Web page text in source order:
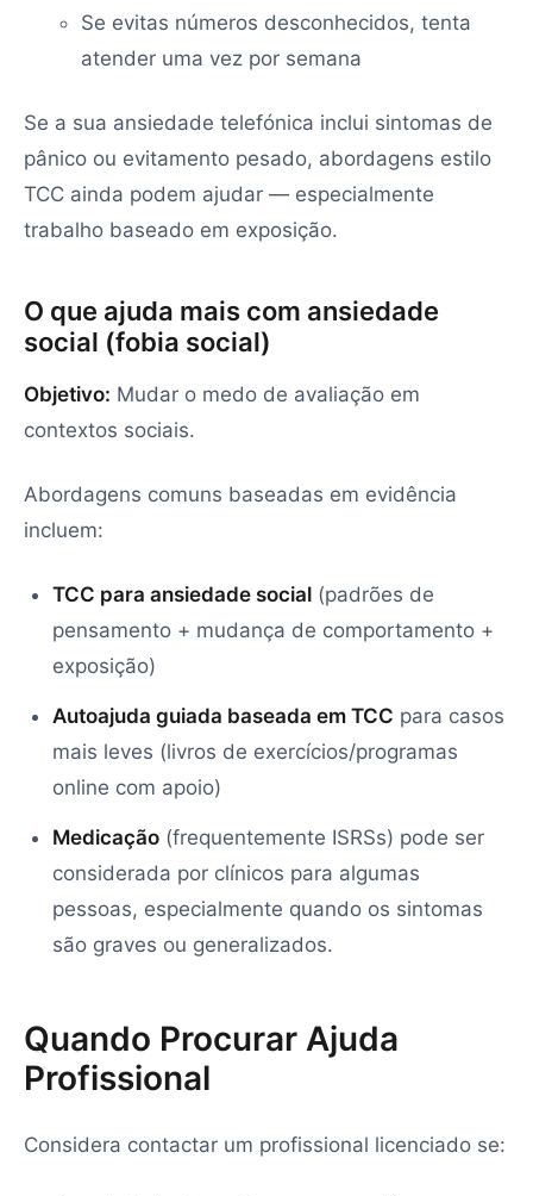
Se evitas números desconhecidos, tenta
atender uma vez por semana
Se a sua ansiedade telefónica inclui sintomas de
pânico ou evitamento pesado, abordagens estilo
TCC ainda podem ajudar — especialmente
trabalho baseado em exposição.
O que ajuda mais com ansiedade
social (fobia social)
Objetivo: Mudar o medo de avaliação em
contextos sociais.
Abordagens comuns baseadas em evidência
incluem:
TCC para ansiedade social (padrões de
pensamento + mudança de comportamento +
exposição)
Autoajuda guiada baseada em TCC para casos
mais leves (livros de exercícios/programas
online com apoio)
Medicação (frequentemente ISRSs) pode ser
considerada por clínicos para algumas
pessoas, especialmente quando os sintomas
são graves ou generalizados.
Quando Procurar Ajuda
Profissional
Considera contactar um profissional licenciado se: